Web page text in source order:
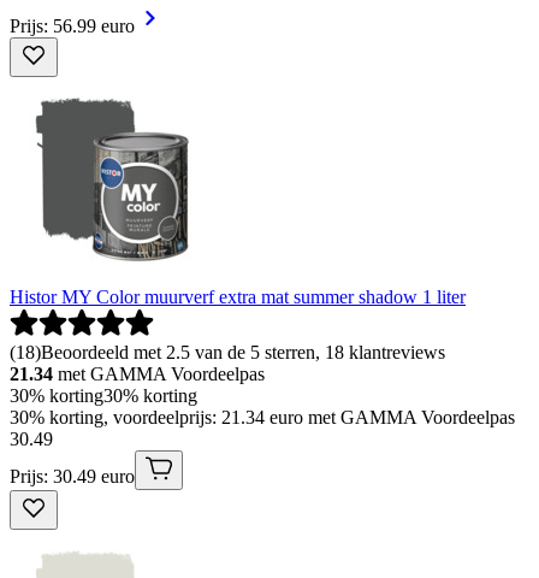
Prijs: 56.99 euro
Histor MY Color muurverf extra mat summer shadow 1 liter
(18)Beoordeeld met 2.5 van de 5 sterren, 18 klantreviews
21.34 met GAMMA Voordeelpas
30% korting30% korting
30% korting, voordeelprijs: 21.34 euro met GAMMA Voordeelpas
30.49
Prijs: 30.49 euro